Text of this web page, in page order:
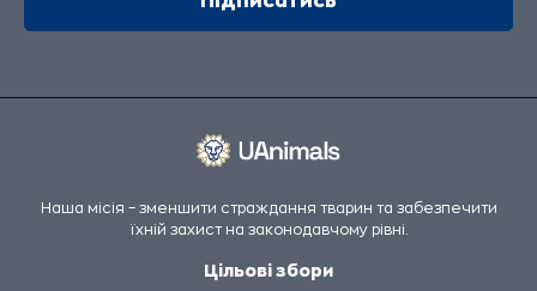
Наша місія – зменшити страждання тварин та забезпечити
їхній захист на законодавчому рівні.
Цільові збори